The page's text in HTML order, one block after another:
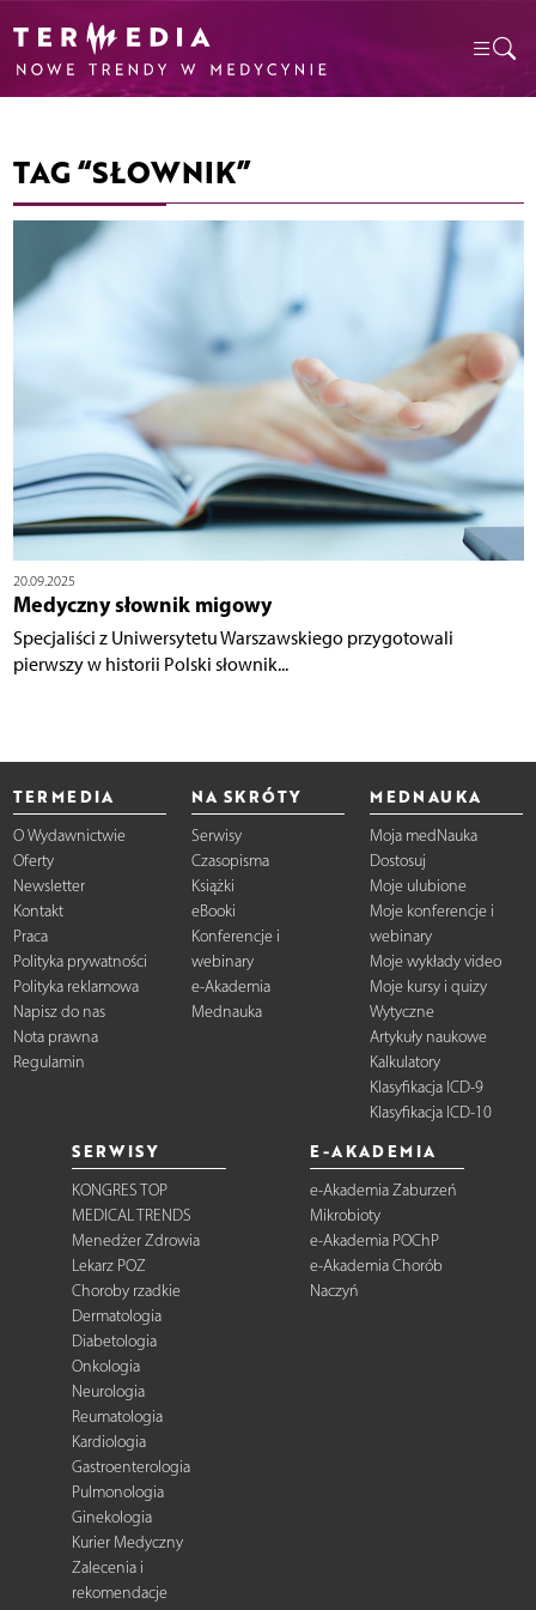
TAG “SŁOWNIK”
20.09.2025
Medyczny słownik migowy
Specjaliści z Uniwersytetu Warszawskiego przygotowali
pierwszy w historii Polski słownik...
TERMEDIA
O Wydawnictwie
Oferty
Newsletter
Kontakt
Praca
Polityka prywatności
Polityka reklamowa
Napisz do nas
Nota prawna
Regulamin
NA SKRÓTY
Serwisy
Czasopisma
Książki
eBooki
Konferencje i
webinary
e-Akademia
Mednauka
MEDNAUKA
Moja medNauka
Dostosuj
Moje ulubione
Moje konferencje i
webinary
Moje wykłady video
Moje kursy i quizy
Wytyczne
Artykuły naukowe
Kalkulatory
Klasyfikacja ICD-9
Klasyfikacja ICD-10
SERWISY
KONGRES TOP
MEDICAL TRENDS
Menedżer Zdrowia
Lekarz POZ
Choroby rzadkie
Dermatologia
Diabetologia
Onkologia
Neurologia
Reumatologia
Kardiologia
Gastroenterologia
Pulmonologia
Ginekologia
Kurier Medyczny
Zalecenia i
rekomendacje
E-AKADEMIA
e-Akademia Zaburzeń
Mikrobioty
e-Akademia POChP
e-Akademia Chorób
Naczyń